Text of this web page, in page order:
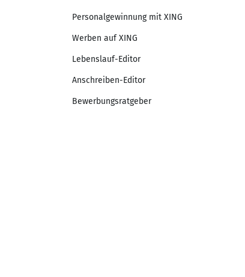
Personalgewinnung mit XING
Werben auf XING
Lebenslauf-Editor
Anschreiben-Editor
Bewerbungsratgeber